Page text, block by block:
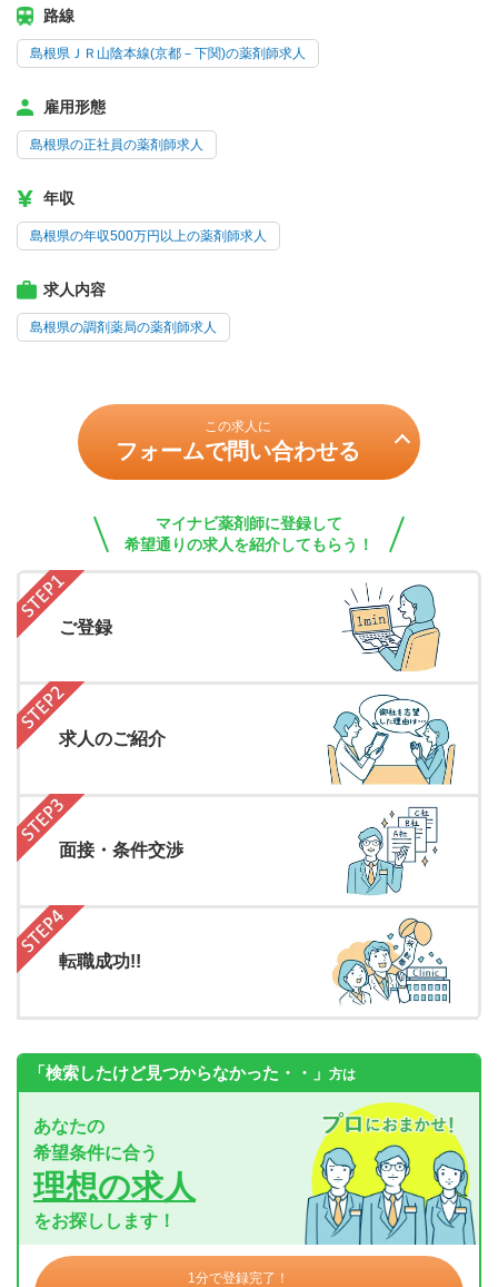
路線
島根県ＪＲ山陰本線(京都－下関)の薬剤師求人
雇用形態
島根県の正社員の薬剤師求人
年収
島根県の年収500万円以上の薬剤師求人
求人内容
島根県の調剤薬局の薬剤師求人
この求人に
フォームで問い合わせる
マイナビ薬剤師に登録して
希望通りの求人を紹介してもらう！
ご登録
求人のご紹介
面接・条件交渉
転職成功!!
「検索したけど見つからなかった・・」 方は
あなたの
希望条件に合う
理想の求人
をお探しします！
1分で登録完了！